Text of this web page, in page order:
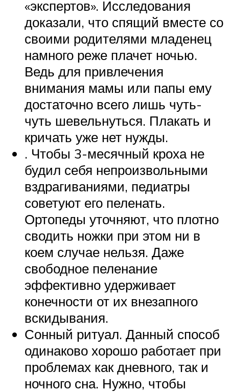
«экспертов». Исследования
доказали, что спящий вместе со
своими родителями младенец
намного реже плачет ночью.
Ведь для привлечения
внимания мамы или папы ему
достаточно всего лишь чуть-
чуть шевельнуться. Плакать и
кричать уже нет нужды.
. Чтобы 3-месячный кроха не
будил себя непроизвольными
вздрагиваниями, педиатры
советуют его пеленать.
Ортопеды уточняют, что плотно
сводить ножки при этом ни в
коем случае нельзя. Даже
свободное пеленание
эффективно удерживает
конечности от их внезапного
вскидывания.
Сонный ритуал. Данный способ
одинаково хорошо работает при
проблемах как дневного, так и
ночного сна. Нужно, чтобы